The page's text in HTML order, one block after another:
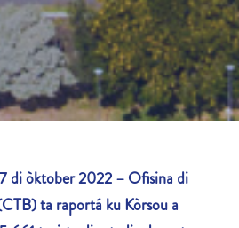
di òktober 2022 – Ofisina di
ta raportá ku Kòrsou a